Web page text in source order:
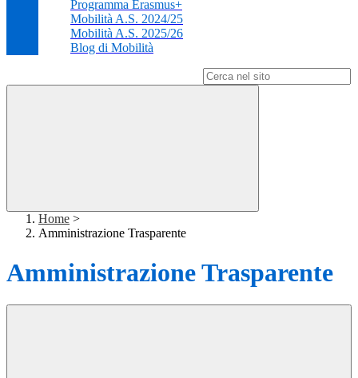
Programma Erasmus+
Mobilità A.S. 2024/25
Mobilità A.S. 2025/26
Blog di Mobilità
Home >
Amministrazione Trasparente
Amministrazione Trasparente